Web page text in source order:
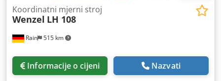
Rain 515 km
Koordinatni mjerni stroj
Wenzel LH 108
Informacije o cijeni Nazvati